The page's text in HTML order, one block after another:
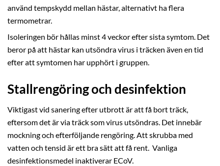
använd tempskydd mellan hästar, alternativt ha flera
termometrar.
Isoleringen bör hållas minst 4 veckor efter sista symtom. Det
beror på att hästar kan utsöndra virus i träcken även en tid
efter att symtomen har upphört i gruppen.
Stallrengöring och desinfektion
Viktigast vid sanering efter utbrott är att få bort träck,
eftersom det är via träck som virus utsöndras. Det innebär
mockning och efterföljande rengöring. Att skrubba med
vatten och tensid är ett bra sätt att få rent. Vanliga
desinfektionsmedel inaktiverar ECoV.